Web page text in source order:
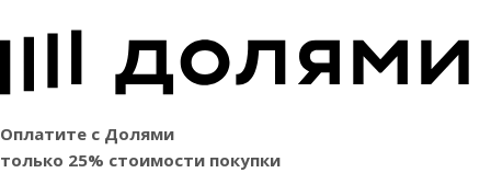
Оплатите с Долями
только 25% стоимости покупки